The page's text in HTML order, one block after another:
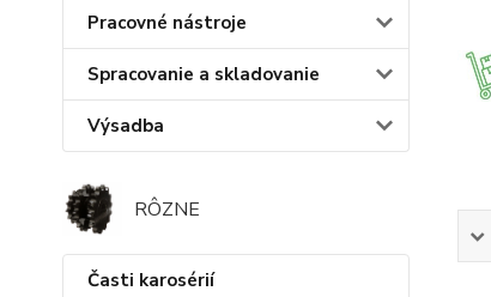
Pracovné nástroje
Spracovanie a skladovanie
Výsadba
RÔZNE
Časti karosérií